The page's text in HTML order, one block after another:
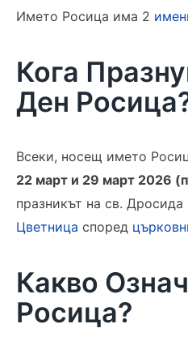
Името Росица има 2
Кога
Ден
Всеки, носещ името
22 март и 29 март 2026
празникът на св.
Цветница според
Какво
Росица?